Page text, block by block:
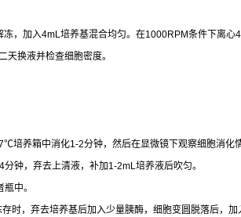
冻，加入4mL 培养基混合均匀。在1000RPM条件下离心4
天换液并检查细胞密度。
℃培养箱中消化1-2分钟，然后在显微镜下观察细胞消化
4分钟，弃去上清液，补加1-2mL 培养液后吹匀。
中。
时，弃去培养基后加入少量胰酶，细胞变圆脱落后，加